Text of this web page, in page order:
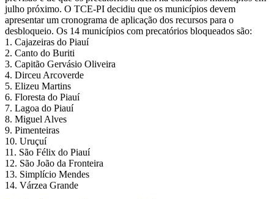
julho próximo. O TCE-PI decidiu que os municípios devem
apresentar um cronograma de aplicação dos recursos para o
desbloqueio. Os 14 municípios com precatórios bloqueados são:
1. Cajazeiras do Piauí
2. Canto do Buriti
3. Capitão Gervásio Oliveira
4. Dirceu Arcoverde
5. Elizeu Martins
6. Floresta do Piauí
7. Lagoa do Piauí
8. Miguel Alves
9. Pimenteiras
10. Uruçuí
11. São Félix do Piauí
12. São João da Fronteira
13. Simplício Mendes
14. Várzea Grande